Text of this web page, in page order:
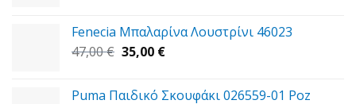
53,00 €.είναι:
32,00 €.
Fenecia Μπαλαρίνα Λουστρίνι 46023
47,00€ Original
35,00 €Η
Puma Παιδικό Σκουφάκι 026559-01 Poz